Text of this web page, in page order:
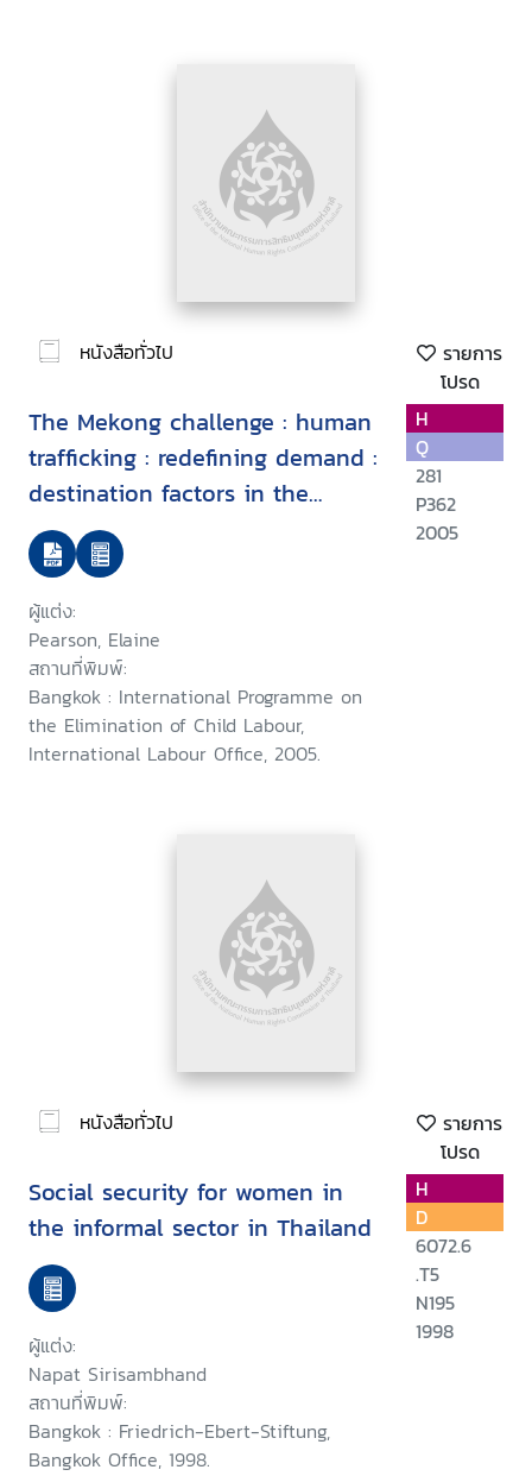
หนังสือทั่วไป
รายการ
โปรด
The Mekong challenge : human
trafficking : redefining demand :
destination factors in the
trafficking of children and
young women in the Mekong
sub-region
ผู้แต่ง:
Pearson, Elaine
สถานที่พิมพ์:
Bangkok : International Programme on
the Elimination of Child Labour,
International Labour Office, 2005.
H
Q
281
P362
2005
หนังสือทั่วไป
รายการ
โปรด
Social security for women in
the informal sector in Thailand
ผู้แต่ง:
Napat Sirisambhand
สถานที่พิมพ์:
Bangkok : Friedrich-Ebert-Stiftung,
Bangkok Office, 1998.
H
D
6072.6
.T5
N195
1998